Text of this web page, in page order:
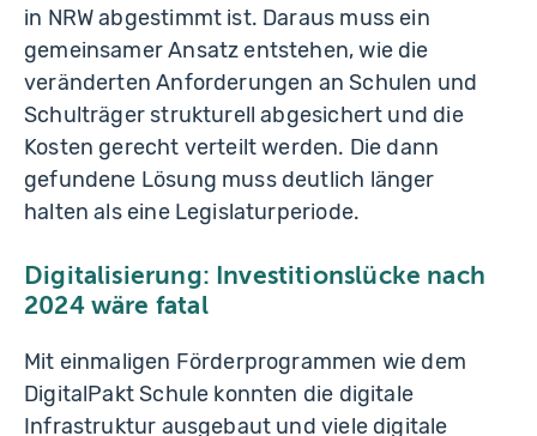
in NRW abgestimmt ist. Daraus muss ein
gemeinsamer Ansatz entstehen, wie die
veränderten Anforderungen an Schulen und
Schulträger strukturell abgesichert und die
Kosten gerecht verteilt werden. Die dann
gefundene Lösung muss deutlich länger
halten als eine Legislaturperiode.
Digitalisierung: Investitionslücke nach
2024 wäre fatal
Mit einmaligen Förderprogrammen wie dem
DigitalPakt Schule konnten die digitale
Infrastruktur ausgebaut und viele digitale